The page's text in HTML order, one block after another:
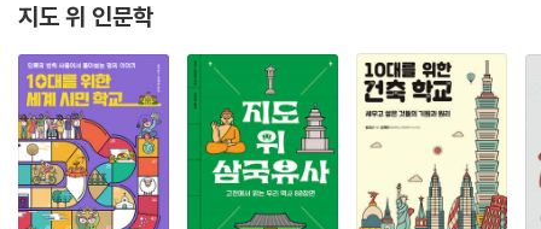
지도 위 인문학